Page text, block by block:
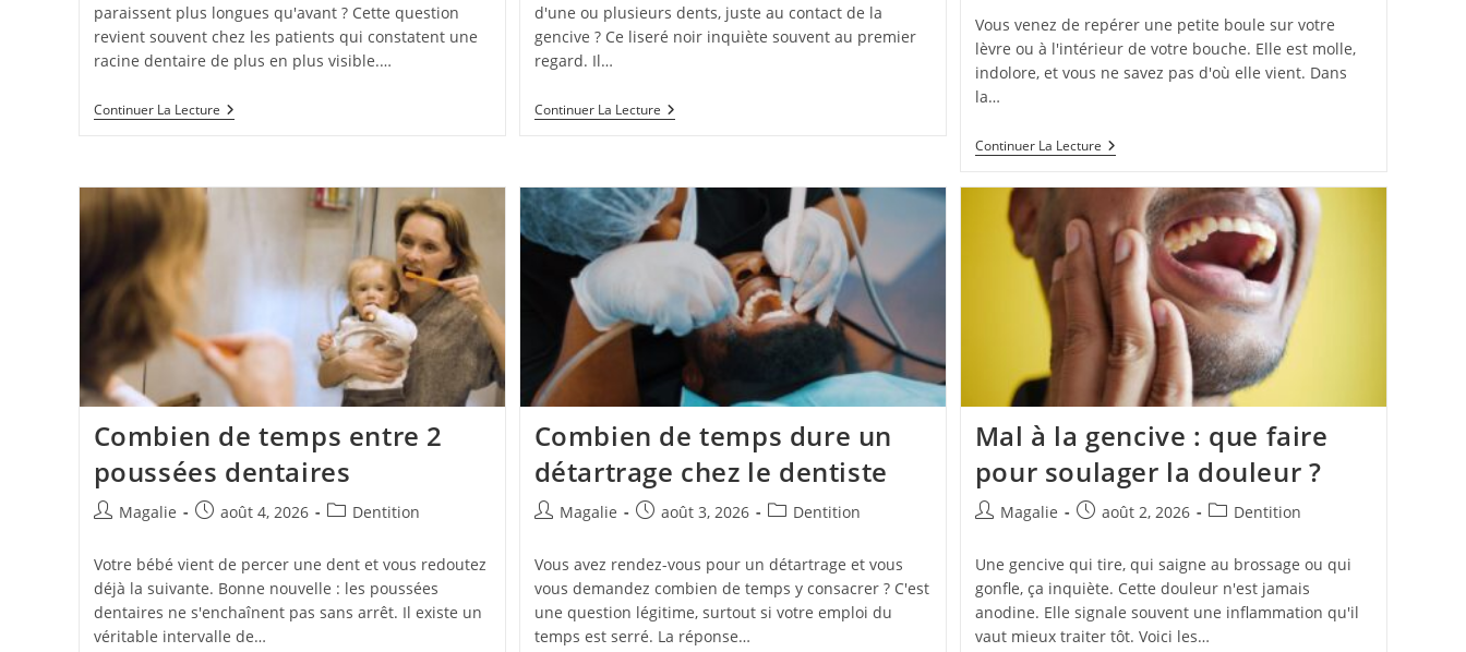
paraissent plus longues qu'avant ? Cette question
revient souvent chez les patients qui constatent une
racine dentaire de plus en plus visible.…
Continuer La Lecture
d'une ou plusieurs dents, juste au contact de la
gencive ? Ce liseré noir inquiète souvent au premier
regard. Il…
Continuer La Lecture
Vous venez de repérer une petite boule sur votre
lèvre ou à l'intérieur de votre bouche. Elle est molle,
indolore, et vous ne savez pas d'où elle vient. Dans
la…
Continuer La Lecture
Combien de temps entre 2
poussées dentaires
Magalie août 4, 2026 Dentition
Votre bébé vient de percer une dent et vous redoutez
déjà la suivante. Bonne nouvelle : les poussées
dentaires ne s'enchaînent pas sans arrêt. Il existe un
véritable intervalle de…
Combien de temps dure un
détartrage chez le dentiste
Magalie août 3, 2026 Dentition
Vous avez rendez-vous pour un détartrage et vous
vous demandez combien de temps y consacrer ? C'est
une question légitime, surtout si votre emploi du
temps est serré. La réponse…
Mal à la gencive : que faire
pour soulager la douleur ?
Magalie août 2, 2026 Dentition
Une gencive qui tire, qui saigne au brossage ou qui
gonfle, ça inquiète. Cette douleur n'est jamais
anodine. Elle signale souvent une inflammation qu'il
vaut mieux traiter tôt. Voici les…